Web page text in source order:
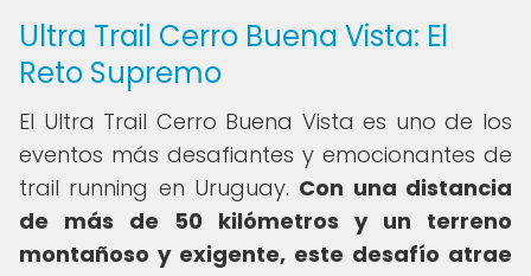
Ultra Trail Cerro Buena Vista: El
Reto Supremo
El Ultra Trail Cerro Buena Vista es uno de los
eventos más desafiantes y emocionantes de
trail running en Uruguay. Con una distancia
de más de 50 kilómetros y un terreno
montañoso y exigente, este desafío atrae